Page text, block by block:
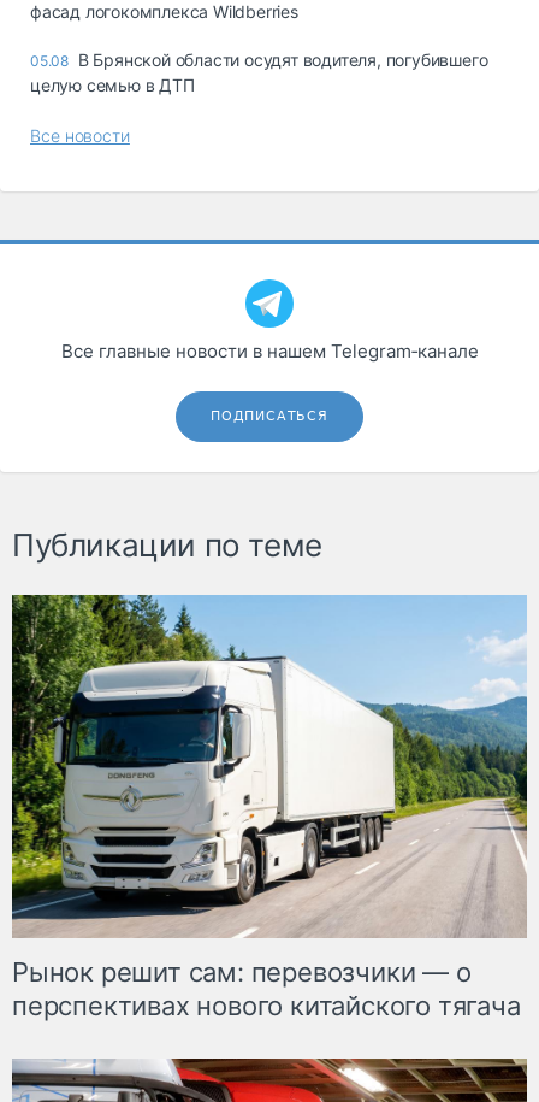
фасад логокомплекса Wildberries
05.08 В Брянской области осудят водителя, погубившего
целую семью в ДТП
Все новости
Все главные новости в нашем Telegram‑канале
ПОДПИСАТЬСЯ
Публикации по теме
Рынок решит сам: перевозчики — о
перспективах нового китайского тягача